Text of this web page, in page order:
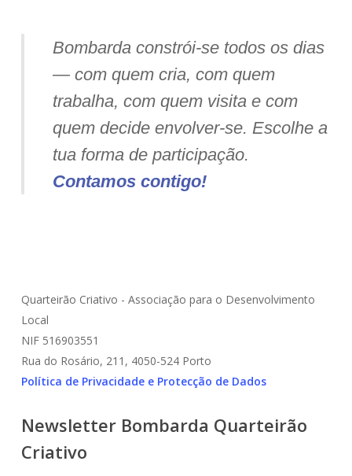
Bombarda constrói-se todos os dias
— com quem cria, com quem
trabalha, com quem visita e com
quem decide envolver-se. Escolhe a
tua forma de participação.
Contamos contigo!
Quarteirão Criativo - Associação para o Desenvolvimento
Local
NIF 516903551
Rua do Rosário, 211, 4050-524 Porto
Política de Privacidade e Protecção de Dados
Newsletter Bombarda Quarteirão
Criativo